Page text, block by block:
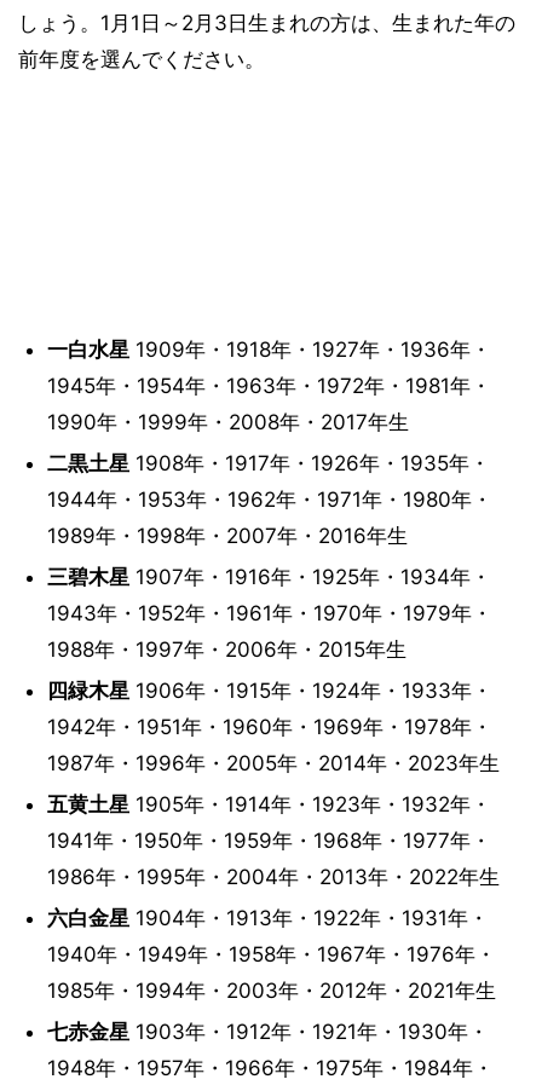
しょう。1月1日～2月3日生まれの方は、生まれた年の
前年度を選んでください。
一白水星1909年・1918年・1927年・1936年・
1945年・1954年・1963年・1972年・1981年・
1990年・1999年・2008年・2017年生
二黒土星1908年・1917年・1926年・1935年・
1944年・1953年・1962年・1971年・1980年・
1989年・1998年・2007年・2016年生
三碧木星1907年・1916年・1925年・1934年・
1943年・1952年・1961年・1970年・1979年・
1988年・1997年・2006年・2015年生
四緑木星1906年・1915年・1924年・1933年・
1942年・1951年・1960年・1969年・1978年・
1987年・1996年・2005年・2014年・2023年生
五黄土星1905年・1914年・1923年・1932年・
1941年・1950年・1959年・1968年・1977年・
1986年・1995年・2004年・2013年・2022年生
六白金星1904年・1913年・1922年・1931年・
1940年・1949年・1958年・1967年・1976年・
1985年・1994年・2003年・2012年・2021年生
七赤金星1903年・1912年・1921年・1930年・
1948年・1957年・1966年・1975年・1984年・